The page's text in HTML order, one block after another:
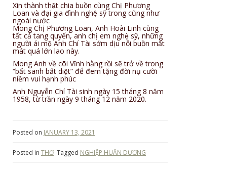
Xin thành thật chia buồn cùng Chị Phương
Loan và đại gia đình nghệ sỹ trong cũng như
ngoài nước
Mong Chị Phương Loan, Anh Hoài Linh cùng
tất cả tang quyến, anh chị em nghệ sỹ, những
người ái mộ Anh Chí Tài sớm dịu nỗi buồn mất
mát quá lớn lao này.
Mong Anh về cõi Vĩnh hằng rồi sẽ trở về trong
“bất sanh bất diệt” để đem tặng đời nụ cười
niềm vui hạnh phúc
Anh Nguyễn Chí Tài sinh ngày 15 tháng 8 năm
1958, từ trần ngày 9 tháng 12 năm 2020.
Posted on JANUARY 13, 2021
Posted in THƠ Tagged NGHIỆP HUÂN DƯƠNG